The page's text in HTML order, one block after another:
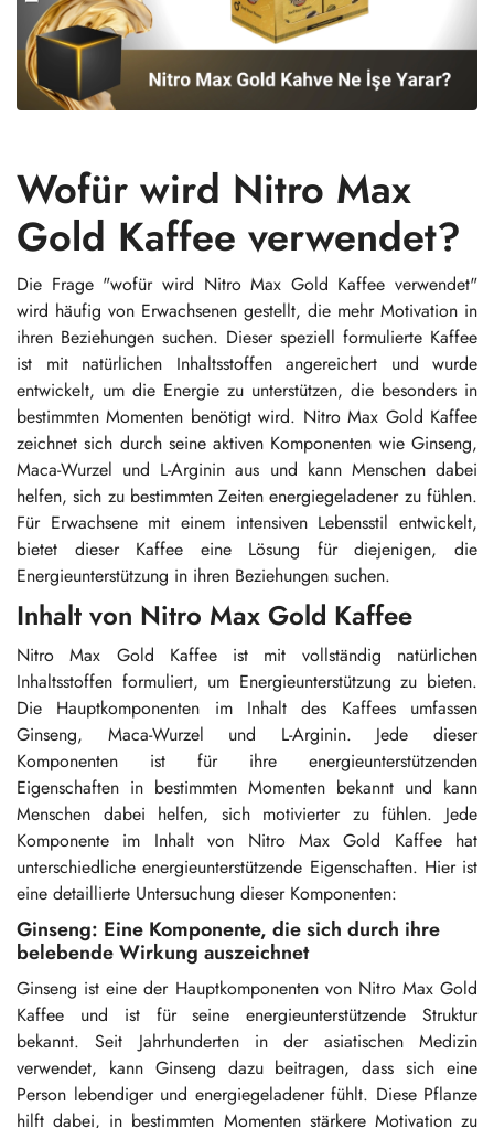
Wofür wird Nitro Max
Gold Kaffee verwendet?
Die Frage "wofür wird Nitro Max Gold Kaffee verwendet"
wird häufig von Erwachsenen gestellt, die mehr Motivation in
ihren Beziehungen suchen. Dieser speziell formulierte Kaffee
ist mit natürlichen Inhaltsstoffen angereichert und wurde
entwickelt, um die Energie zu unterstützen, die besonders in
bestimmten Momenten benötigt wird. Nitro Max Gold Kaffee
zeichnet sich durch seine aktiven Komponenten wie Ginseng,
Maca-Wurzel und L-Arginin aus und kann Menschen dabei
helfen, sich zu bestimmten Zeiten energiegeladener zu fühlen.
Für Erwachsene mit einem intensiven Lebensstil entwickelt,
bietet dieser Kaffee eine Lösung für diejenigen, die
Energieunterstützung in ihren Beziehungen suchen.
Inhalt von Nitro Max Gold Kaffee
Nitro Max Gold Kaffee ist mit vollständig natürlichen
Inhaltsstoffen formuliert, um Energieunterstützung zu bieten.
Die Hauptkomponenten im Inhalt des Kaffees umfassen
Ginseng, Maca-Wurzel und L-Arginin. Jede dieser
Komponenten ist für ihre energieunterstützenden
Eigenschaften in bestimmten Momenten bekannt und kann
Menschen dabei helfen, sich motivierter zu fühlen. Jede
Komponente im Inhalt von Nitro Max Gold Kaffee hat
unterschiedliche energieunterstützende Eigenschaften. Hier ist
eine detaillierte Untersuchung dieser Komponenten:
Ginseng: Eine Komponente, die sich durch ihre
belebende Wirkung auszeichnet
Ginseng ist eine der Hauptkomponenten von Nitro Max Gold
Kaffee und ist für seine energieunterstützende Struktur
bekannt. Seit Jahrhunderten in der asiatischen Medizin
verwendet, kann Ginseng dazu beitragen, dass sich eine
Person lebendiger und energiegeladener fühlt. Diese Pflanze
hilft dabei, in bestimmten Momenten stärkere Motivation zu